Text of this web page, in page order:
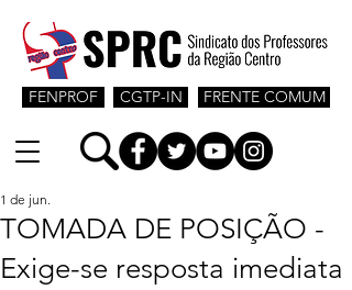
CGTP-IN
FENPROF FRENTE COMUM
TOMADA DE POSIÇÃO -
Exige-se resposta imediata
1 de jun.